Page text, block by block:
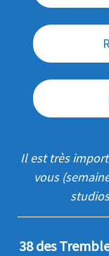
Il est très
vous
38 des